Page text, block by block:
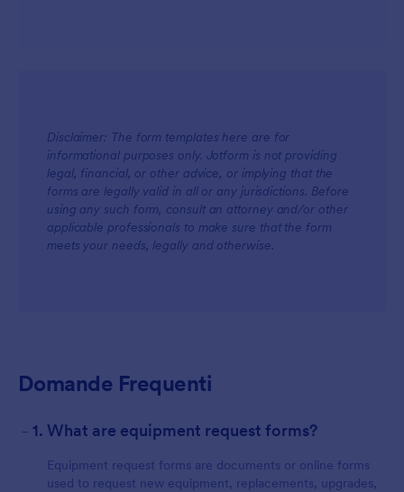
Disclaimer: The form templates here are for
informational purposes only. Jotform is not providing
legal, financial, or other advice, or implying that the
forms are legally valid in all or any jurisdictions. Before
using any such form, consult an attorney and/or other
applicable professionals to make sure that the form
meets your needs, legally and otherwise.
Domande Frequenti
- 1. What are equipment request forms?
Equipment request forms are documents or online forms
used to request new equipment, replacements, upgrades,